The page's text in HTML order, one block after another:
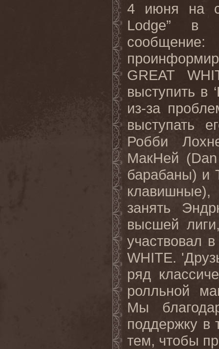
4 июня на
Lodge” в
GREAT
выступить в ‘
из-за
выступать
Робби
МакНей (Dan
барабаны) и
занять
высшей
участвовал
WHITE.
ряд
ролльной
Мы
поддержку в
тем, чтобы